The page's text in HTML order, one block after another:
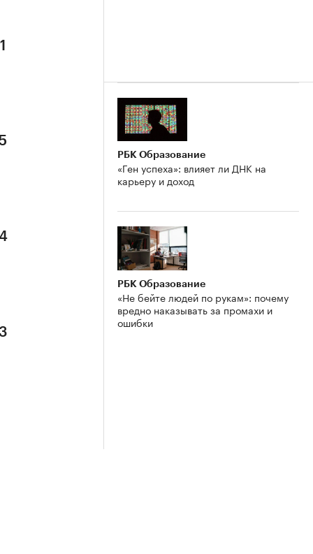
РБК Образование
«Ген успеха»: влияет ли ДНК на
карьеру и доход
РБК Образование
«Не бейте людей по рукам»: почему
вредно наказывать за промахи и
ошибки